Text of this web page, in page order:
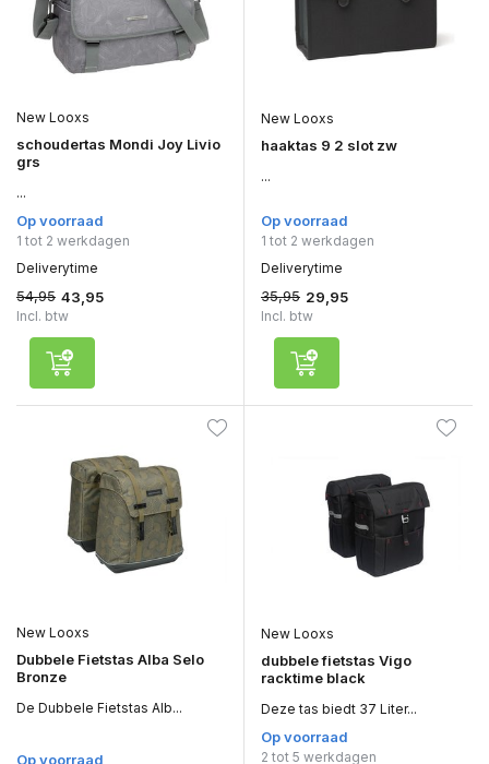
New Looxs
schoudertas Mondi Joy Livio
grs
...
Op voorraad
1 tot 2 werkdagen
Deliverytime
54,95 43,95
Incl. btw
New Looxs
haaktas 9 2 slot zw
...
Op voorraad
1 tot 2 werkdagen
Deliverytime
35,95 29,95
Incl. btw
New Looxs
Dubbele Fietstas Alba Selo
Bronze
De Dubbele Fietstas Alb...
Op voorraad
New Looxs
dubbele fietstas Vigo
racktime black
Deze tas biedt 37 Liter...
Op voorraad
2 tot 5 werkdagen